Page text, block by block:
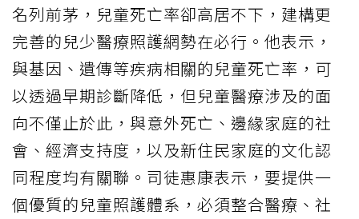
名列前茅，兒童死亡率卻高居不下，建構更
完善的兒少醫療照護網勢在必行。他表示，
與基因、遺傳等疾病相關的兒童死亡率，可
以透過早期診斷降低，但兒童醫療涉及的面
向不僅止於此，與意外死亡、邊緣家庭的社
會、經濟支持度，以及新住民家庭的文化認
同程度均有關聯。司徒惠康表示，要提供一
個優質的兒童照護體系，必須整合醫療、社